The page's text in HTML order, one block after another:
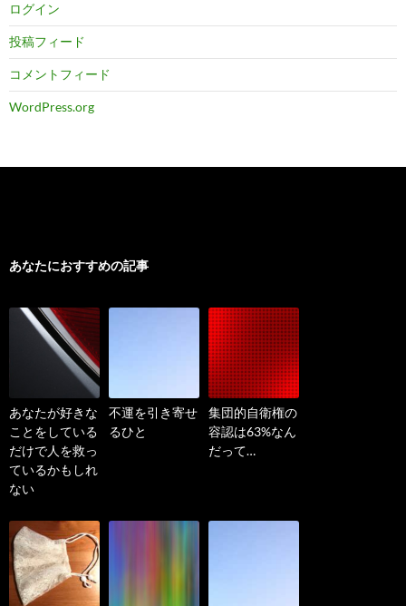
ログイン
投稿フィード
コメントフィード
WordPress.org
あなたにおすすめの記事
あなたが好きな
ことをしている
だけで人を救っ
ているかもしれ
ない
不運を引き寄せ
るひと
集団的自衛権の
容認は63%なん
だって…